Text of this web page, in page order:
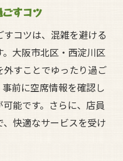
すコツ
コツは、混雑を避ける
大阪市北区・西淀川区
すことでゆったり過ご
前に空席情報を確認し
能です。さらに、店員
快適なサービスを受け